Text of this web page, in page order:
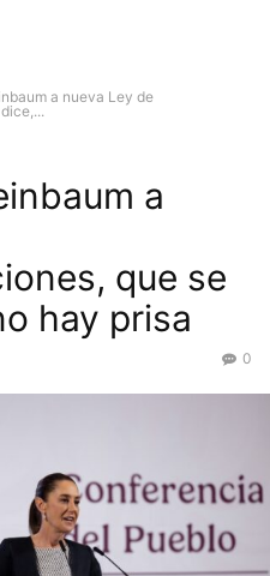
a nueva Ley de
a
que se
hay prisa
0